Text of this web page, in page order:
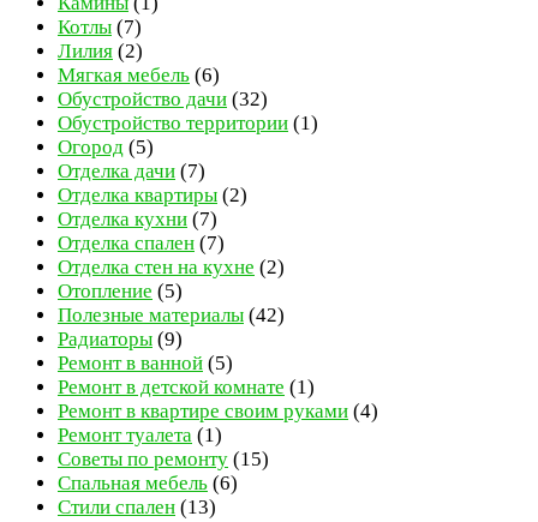
Котлы (7)
Лилия (2)
Мягкая мебель (6)
Обустройство дачи (32)
Обустройство территории (1)
Огород (5)
Отделка дачи (7)
Отделка квартиры (2)
Отделка кухни (7)
Отделка спален (7)
Отделка стен на кухне (2)
Отопление (5)
Полезные материалы (42)
Радиаторы (9)
Ремонт в ванной (5)
Ремонт в детской комнате (1)
Ремонт в квартире своим руками (4)
Ремонт туалета (1)
Советы по ремонту (15)
Спальная мебель (6)
Стили спален (13)